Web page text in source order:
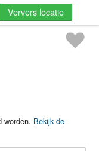
Ververs locatie
worden. Bekijk de